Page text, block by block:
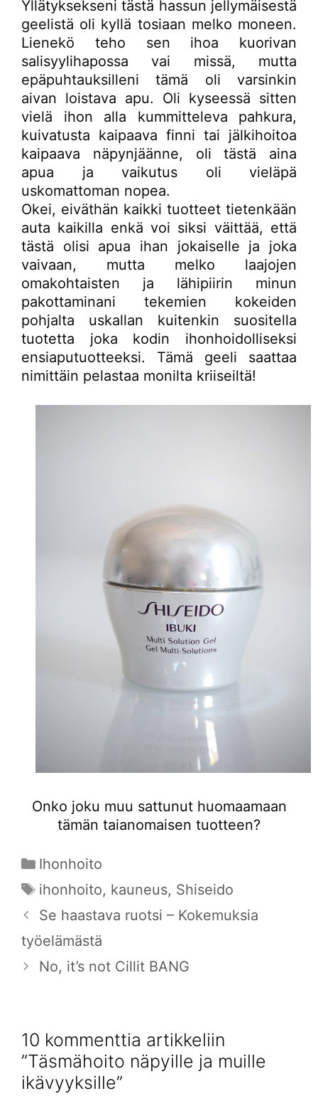
Yllätyksekseni tästä hassun jellymäisestä
geelistä oli kyllä tosiaan melko moneen.
Lienekö teho sen ihoa kuorivan
salisyylihapossa vai missä, mutta
epäpuhtauksilleni tämä oli varsinkin
aivan loistava apu. Oli kyseessä sitten
vielä ihon alla kummitteleva pahkura,
kuivatusta kaipaava finni tai jälkihoitoa
kaipaava näpynjäänne, oli tästä aina
apua ja vaikutus oli vieläpä
uskomattoman nopea.
Okei, eiväthän kaikki tuotteet tietenkään
auta kaikilla enkä voi siksi väittää, että
tästä olisi apua ihan jokaiselle ja joka
vaivaan, mutta melko laajojen
omakohtaisten ja lähipiirin minun
pakottaminani tekemien kokeiden
pohjalta uskallan kuitenkin suositella
tuotetta joka kodin ihonhoidolliseksi
ensiaputuotteeksi. Tämä geeli saattaa
nimittäin pelastaa monilta kriiseiltä!
Onko joku muu sattunut huomaamaan
tämän taianomaisen tuotteen?
Kategoriat
Ihonhoito
Avainsanat
ihonhoito, kauneus, Shiseido
Se haastava ruotsi – Kokemuksia
työelämästä
No, it’s not Cillit BANG
10 kommenttia artikkeliin
”Täsmähoito näpyille ja muille
ikävyyksille”